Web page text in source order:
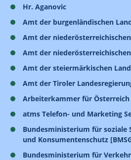
Hr. Aganovic
Amt der burgenländischen
Amt der
Amt der
Amt der steiermärkischen
Amt der Tiroler
Arbeiterkammer für Österreich
atms Telefon- und Marketing
Bundesministerium für soziale
und Konsumentenschutz
Bundesministerium für